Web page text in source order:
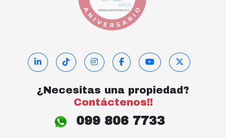
¿Necesitas una propiedad?
Contáctenos!!
099 806 7733